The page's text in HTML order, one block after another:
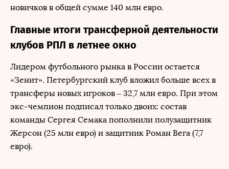
новичков в общей сумме 140 млн евро.
Главные итоги трансферной деятельности
клубов РПЛ в летнее окно
Лидером футбольного рынка в России остается
«Зенит». Петербургский клуб вложил больше всех в
трансферы новых игроков – 32,7 млн евро. При этом
экс-чемпион подписал только двоих: состав
команды Сергея Семака пополнили полузащитник
Жерсон (25 млн евро) и защитник Роман Вега (7,7
евро).